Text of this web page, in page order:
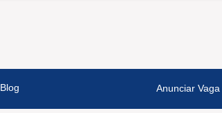
Blog Anunciar Vaga